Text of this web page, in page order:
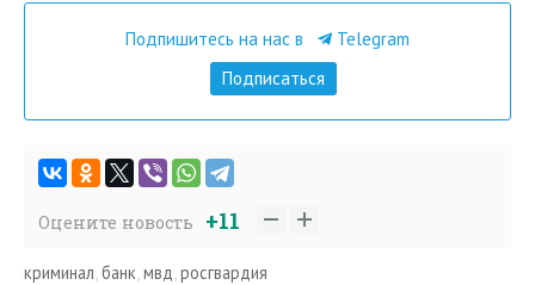
Подпишитесь на нас в
Telegram
Подписаться
Оцените новость +11
криминал банк мвд росгвардия